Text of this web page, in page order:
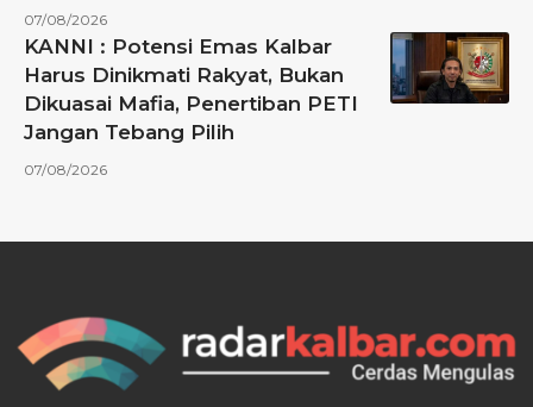
07/08/2026
KANNI : Potensi Emas Kalbar
Harus Dinikmati Rakyat, Bukan
Dikuasai Mafia, Penertiban PETI
Jangan Tebang Pilih
07/08/2026